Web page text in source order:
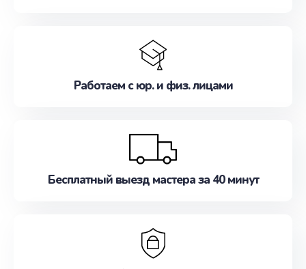
Работаем с юр. и физ. лицами
Бесплатный выезд мастера за 40 минут